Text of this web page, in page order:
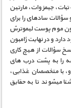
جیمز وات، مارتین
سادهای را برای
موم پوست لیموترش
و در نهایت ژامبون
سؤالات از هیچ کاری
را به پشت درب های
با متخصصان غذایی،
میشوند تا به حقایق